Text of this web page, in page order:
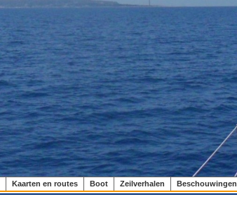
Kaarten en routes Boot Zeilverhalen Beschouwingen